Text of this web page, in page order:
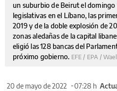
un suburbio de Beirut el domingo
legislativas en el Líbano, las
2019 y de la doble explosión de
zonas aledañas de la capital
eligió las 128 bancas del
próximo gobierno. EFE / EPA /
20 de mayo de 2022 07:28 h